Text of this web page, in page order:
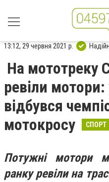
13:12, 29 червня 2021 р.
На мототреку
ревіли мотори:
відбувся
мотокросу
СПОРТ
Потужні мотори
ранку ревіли на